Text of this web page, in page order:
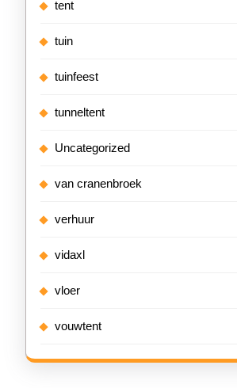
tent
tuin
tuinfeest
tunneltent
Uncategorized
van cranenbroek
verhuur
vidaxl
vloer
vouwtent